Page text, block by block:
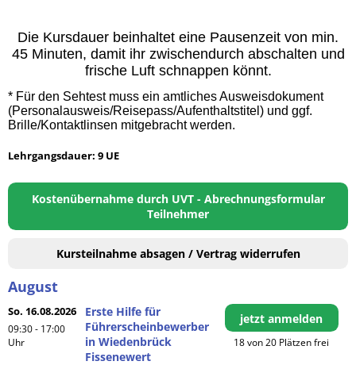
Die Kursdauer beinhaltet eine Pausenzeit von min.
45 Minuten, damit ihr zwischendurch abschalten und
frische Luft schnappen könnt.
* Für den Sehtest muss ein amtliches Ausweisdokument
(Personalausweis/Reisepass/Aufenthaltstitel) und ggf.
Brille/Kontaktlinsen mitgebracht werden.
Lehrgangsdauer: 9 UE
Kostenübernahme durch UVT - Abrechnungsformular
Teilnehmer
Kursteilnahme absagen / Vertrag widerrufen
August
So. 16.08.2026
09:30 - 17:00
Uhr
Erste Hilfe für
Führerscheinbewerber
in Wiedenbrück
Fissenewert
jetzt anmelden
18 von 20 Plätzen frei